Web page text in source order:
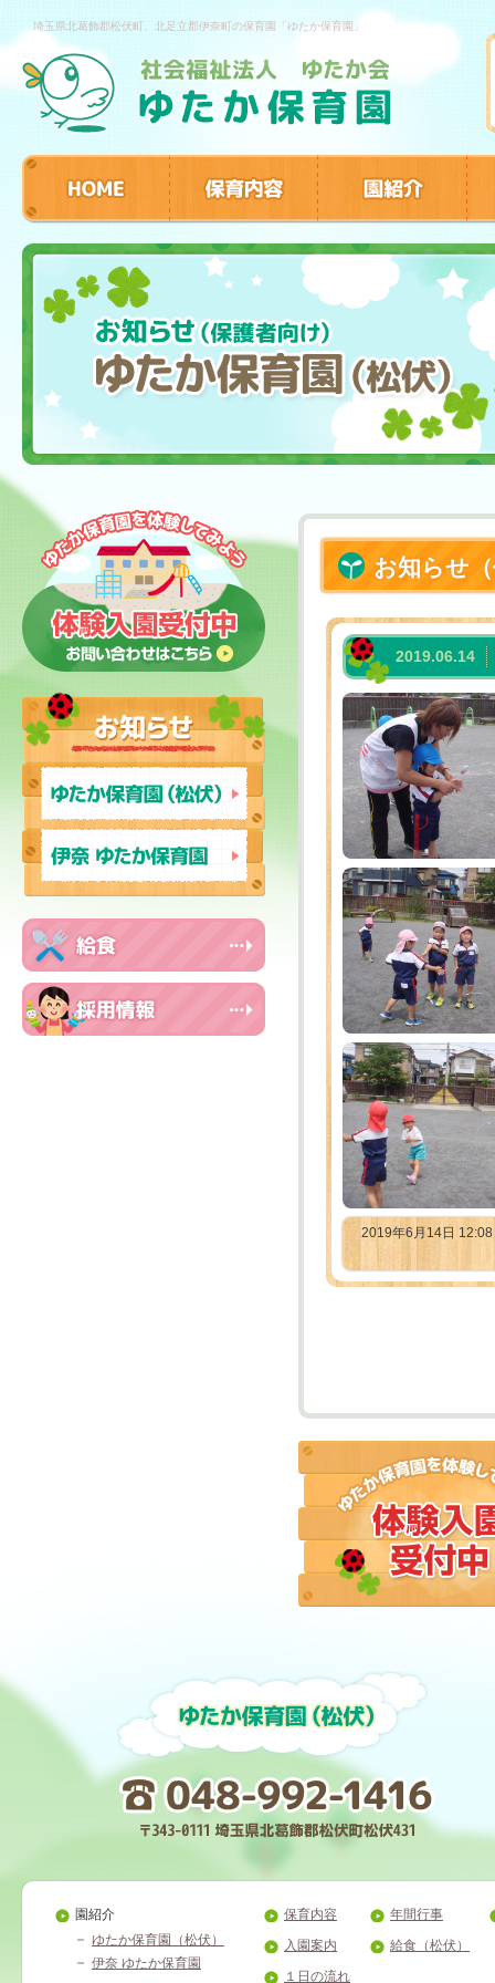
埼玉県北葛飾郡松伏町、北足立郡伊奈町の保育園「ゆたか保育園」
お知らせ
2019.06.14
2019年6月14日
園紹介
ゆたか保育園（松伏）
伊奈 ゆたか保育園
保育内容
入園案内
１日の流れ
年間行事
給食（松伏）